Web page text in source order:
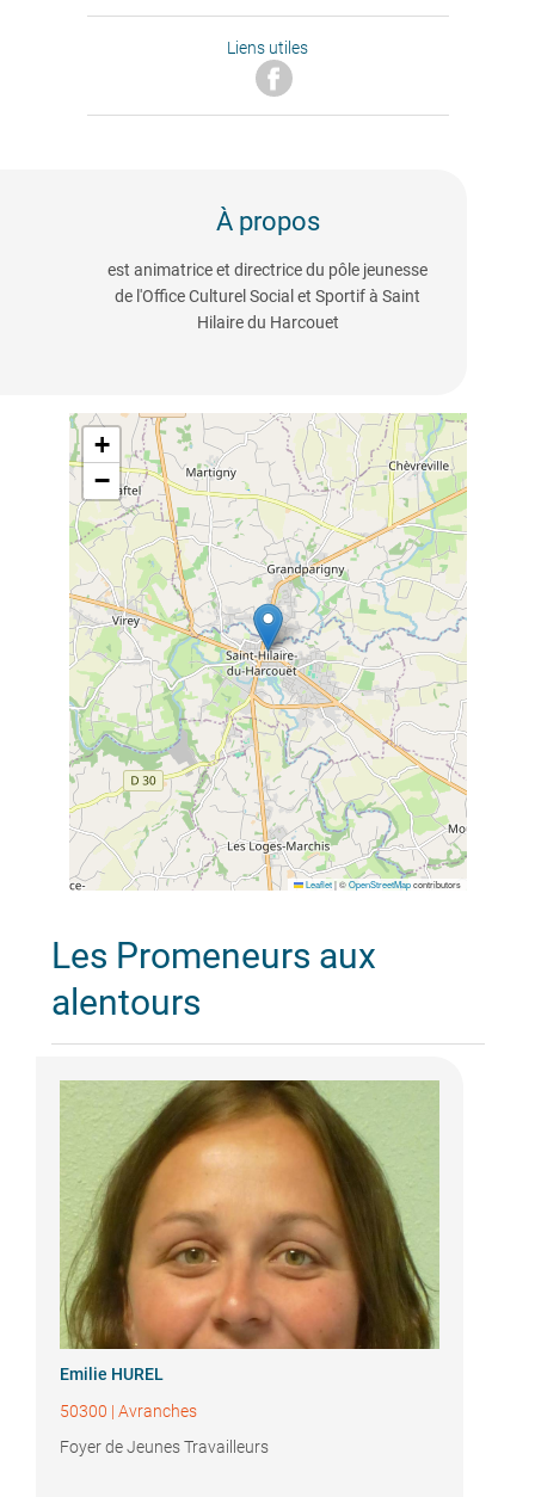
Liens utiles
À propos
est animatrice et directrice du pôle jeunesse
de l'Office Culturel Social et Sportif à Saint
Hilaire du Harcouet
+
−
Leaflet |©OpenStreetMapcontributors
Les Promeneurs aux
alentours
Emilie HUREL
50300 | Avranches
Foyer de Jeunes Travailleurs